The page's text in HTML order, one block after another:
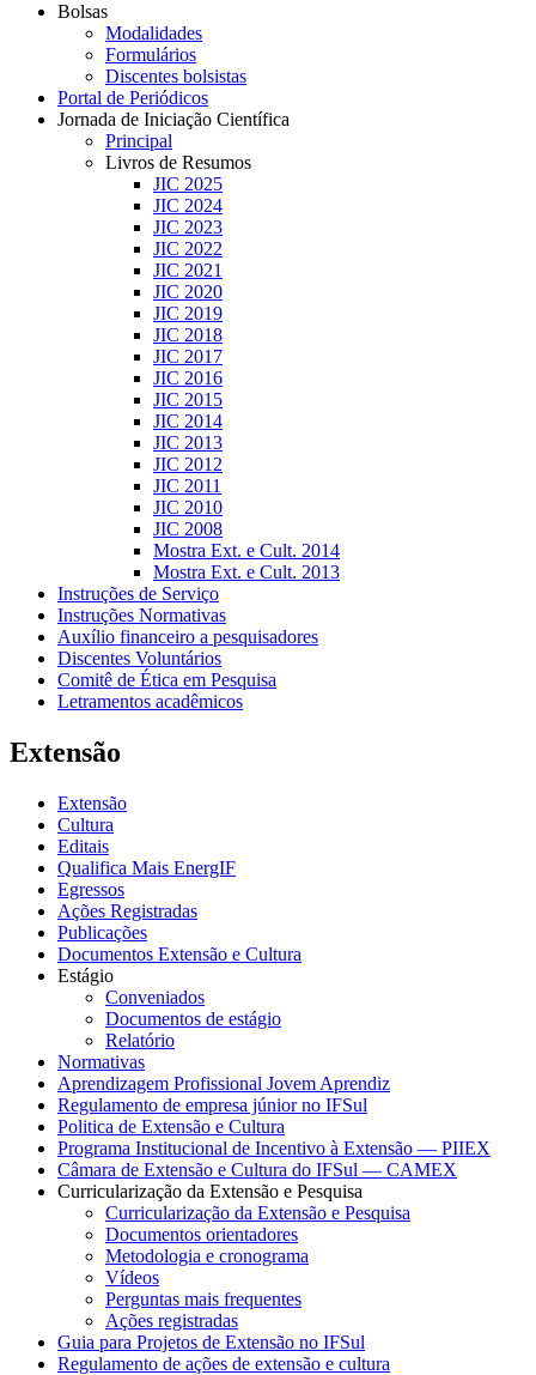
Bolsas
Modalidades
Formulários
Discentes bolsistas
Portal de Periódicos
Jornada de Iniciação Científica
Principal
Livros de Resumos
JIC 2025
JIC 2024
JIC 2023
JIC 2022
JIC 2021
JIC 2020
JIC 2019
JIC 2018
JIC 2017
JIC 2016
JIC 2015
JIC 2014
JIC 2013
JIC 2012
JIC 2011
JIC 2010
JIC 2008
Mostra Ext. e Cult. 2014
Mostra Ext. e Cult. 2013
Instruções de Serviço
Instruções Normativas
Auxílio financeiro a pesquisadores
Discentes Voluntários
Comitê de Ética em Pesquisa
Letramentos acadêmicos
Extensão
Extensão
Cultura
Editais
Qualifica Mais EnergIF
Egressos
Ações Registradas
Publicações
Documentos Extensão e Cultura
Estágio
Conveniados
Documentos de estágio
Relatório
Normativas
Aprendizagem Profissional Jovem Aprendiz
Regulamento de empresa júnior no IFSul
Politica de Extensão e Cultura
Programa Institucional de Incentivo à Extensão — PIIEX
Câmara de Extensão e Cultura do IFSul — CAMEX
Curricularização da Extensão e Pesquisa
Curricularização da Extensão e Pesquisa
Documentos orientadores
Metodologia e cronograma
Vídeos
Perguntas mais frequentes
Ações registradas
Guia para Projetos de Extensão no IFSul
Regulamento de ações de extensão e cultura